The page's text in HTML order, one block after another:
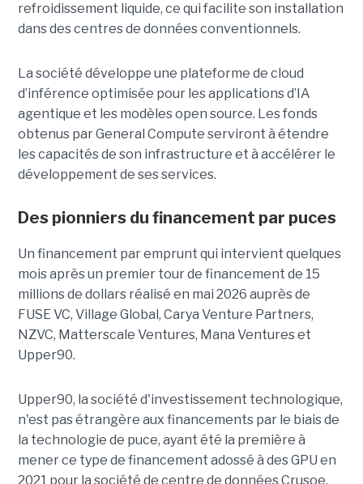
refroidissement liquide, ce qui facilite son installation
dans des centres de données conventionnels.
La société développe une plateforme de cloud
d’inférence optimisée pour les applications d’IA
agentique et les modèles open source. Les fonds
obtenus par General Compute serviront à étendre
les capacités de son infrastructure et à accélérer le
développement de ses services.
Des pionniers du financement par puces
Un financement par emprunt qui intervient quelques
mois après un premier tour de financement de 15
millions de dollars réalisé en mai 2026 auprès de
FUSE VC, Village Global, Carya Venture Partners,
NZVC, Matterscale Ventures, Mana Ventures et
Upper90.
Upper90, la société d'investissement technologique,
n'est pas étrangère aux financements par le biais de
la technologie de puce, ayant été la première à
mener ce type de financement adossé à des GPU en
2021 pour la société de centre de données Crusoe.